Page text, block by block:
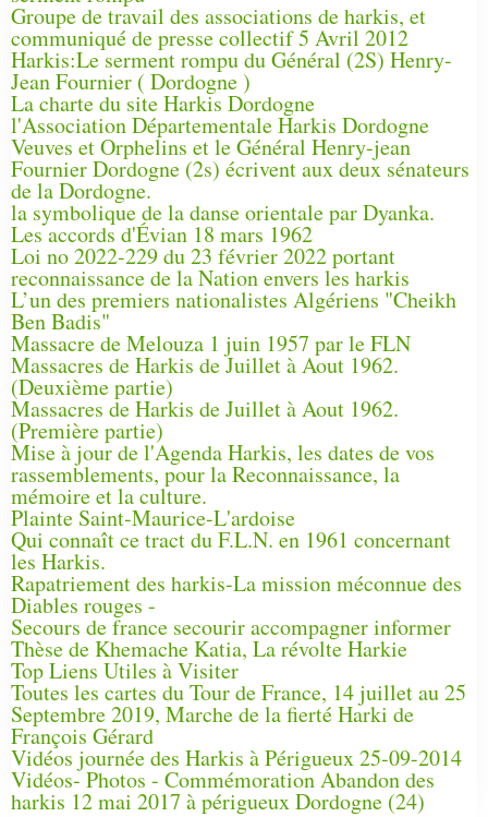
Groupe de travail des associations de harkis, et
communiqué de presse collectif 5 Avril 2012
Harkis:Le serment rompu du Général (2S) Henry-
Jean Fournier ( Dordogne )
La charte du site Harkis Dordogne
l'Association Départementale Harkis Dordogne
Veuves et Orphelins et le Général Henry-jean
Fournier Dordogne (2s) écrivent aux deux sénateurs
de la Dordogne.
la symbolique de la danse orientale par Dyanka.
Les accords d'Évian 18 mars 1962
Loi no 2022-229 du 23 février 2022 portant
reconnaissance de la Nation envers les harkis
L’un des premiers nationalistes Algériens "Cheikh
Ben Badis"
Massacre de Melouza 1 juin 1957 par le FLN
Massacres de Harkis de Juillet à Aout 1962.
(Deuxième partie)
Massacres de Harkis de Juillet à Aout 1962.
(Première partie)
Mise à jour de l'Agenda Harkis, les dates de vos
rassemblements, pour la Reconnaissance, la
mémoire et la culture.
Plainte Saint-Maurice-L'ardoise
Qui connaît ce tract du F.L.N. en 1961 concernant
les Harkis.
Rapatriement des harkis-La mission méconnue des
Diables rouges -
Secours de france secourir accompagner informer
Thèse de Khemache Katia, La révolte Harkie
Top Liens Utiles à Visiter
Toutes les cartes du Tour de France, 14 juillet au 25
Septembre 2019, Marche de la fierté Harki de
François Gérard
Vidéos journée des Harkis à Périgueux 25-09-2014
Vidéos- Photos - Commémoration Abandon des
harkis 12 mai 2017 à périgueux Dordogne (24)